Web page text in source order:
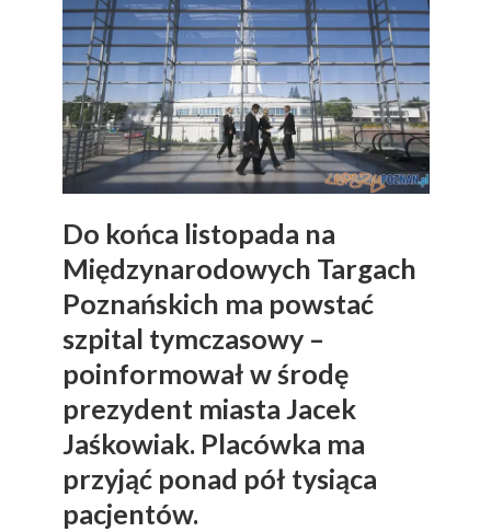
Do końca listopada na
Międzynarodowych Targach
Poznańskich ma powstać
szpital tymczasowy –
poinformował w środę
prezydent miasta Jacek
Jaśkowiak. Placówka ma
przyjąć ponad pół tysiąca
pacjentów.